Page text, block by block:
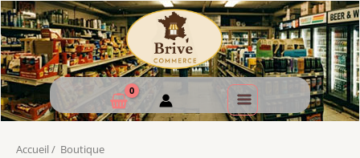
Accueil / Boutique